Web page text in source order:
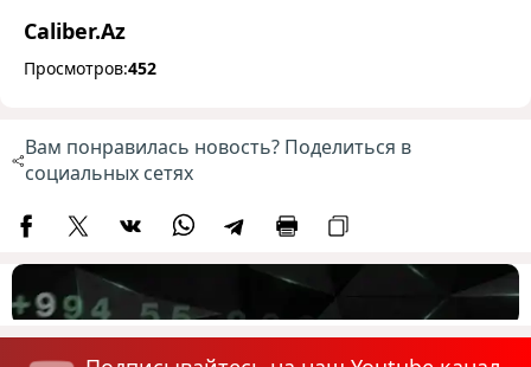
Caliber.Az
Просмотров:452
Вам понравилась новость? Поделиться в
социальных сетях